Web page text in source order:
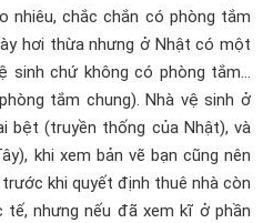
nhiêu, chắc chắn có phòng tắm
hơi thừa nhưng ở Nhật có một
sinh chứ không có phòng tắm…
tắm chung). Nhà vệ sinh ở
bệt (truyền thống của Nhật), và
khi xem bản vẽ bạn cũng nên
khi quyết định thuê nhà còn
nhưng nếu đã xem kĩ ở phần